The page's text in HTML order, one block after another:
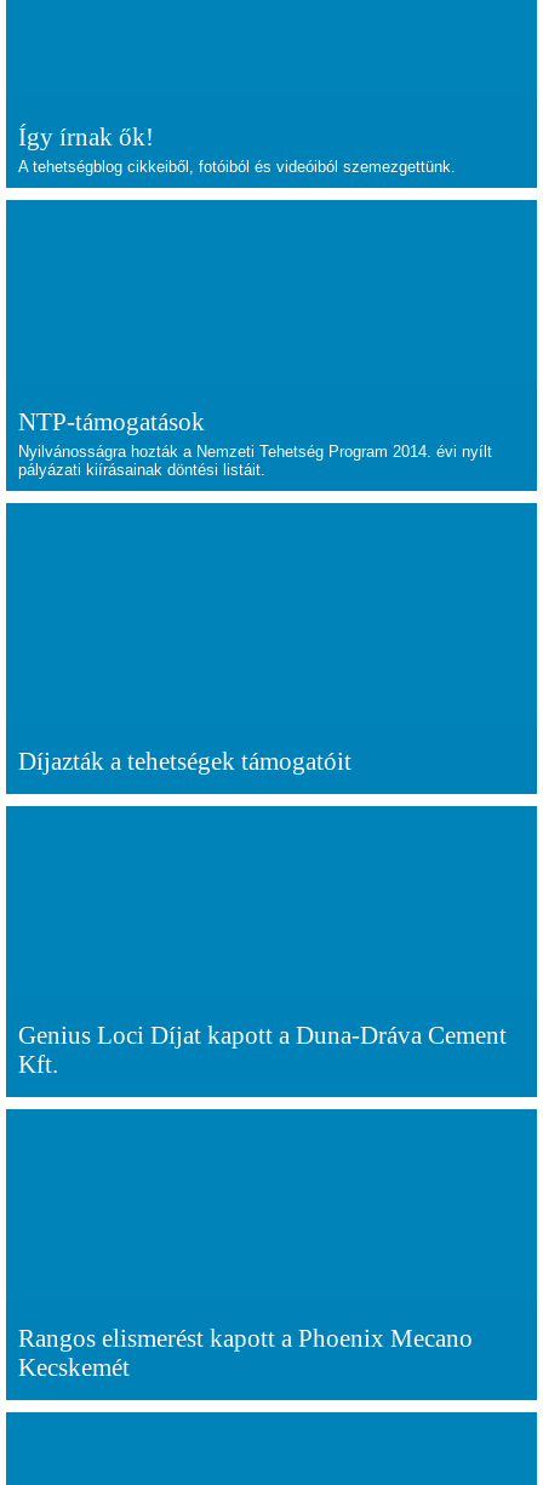
Így írnak ők!
A tehetségblog cikkeiből, fotóiból és videóiból szemezgettünk.
NTP-támogatások
Nyilvánosságra hozták a Nemzeti Tehetség Program 2014. évi nyílt
pályázati kiírásainak döntési listáit.
Díjazták a tehetségek támogatóit
Genius Loci Díjat kapott a Duna-Dráva Cement
Kft.
Rangos elismerést kapott a Phoenix Mecano
Kecskemét